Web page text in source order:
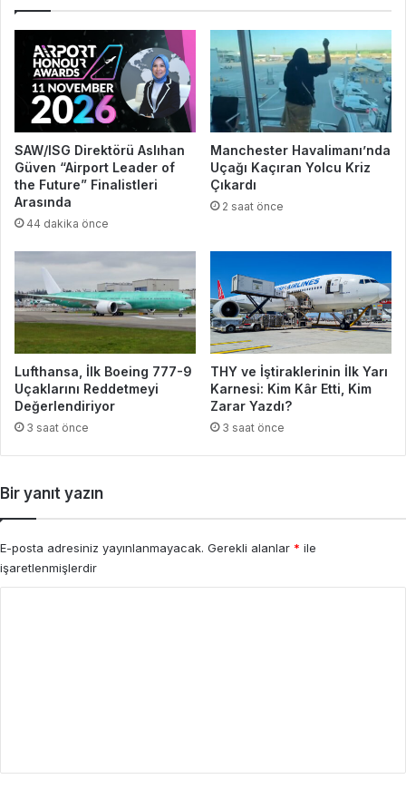
SAW/ISG Direktörü Aslıhan
Güven “Airport Leader of
the Future” Finalistleri
Arasında
44 dakika önce
Manchester Havalimanı’nda
Uçağı Kaçıran Yolcu Kriz
Çıkardı
2 saat önce
Lufthansa, İlk Boeing 777-9
Uçaklarını Reddetmeyi
Değerlendiriyor
3 saat önce
THY ve İştiraklerinin İlk Yarı
Karnesi: Kim Kâr Etti, Kim
Zarar Yazdı?
3 saat önce
Bir yanıt yazın
E-posta adresiniz yayınlanmayacak. Gerekli alanlar * ile
işaretlenmişlerdir